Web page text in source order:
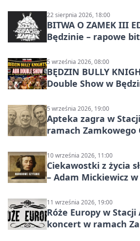
22 sierpnia 2026, 18:00
BITWA O ZAMEK III
Będzinie – rapowe
5 września 2026, 08:00
BĘDZIN BULLY
Double Show w
5 września 2026, 19:00
Apteka zagra w
ramach Zamkowego
10 września 2026, 11:00
Ciekawostki z życia
– Adam Mickiewicz
11 września 2026, 19:00
Róże Europy w Stacji
koncert w ramach